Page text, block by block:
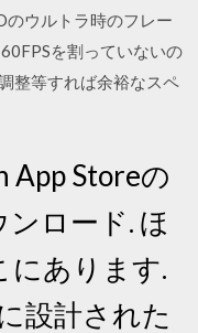
ウルトラ時のフレー
を割っていないの
整等すれば余裕なスペ
App Storeの
ロード. ほ
にあります.
設計された